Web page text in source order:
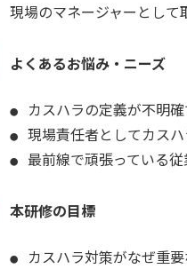
現場のマネージャーとして
よくあるお悩み・ニーズ
カスハラの定義が不明
現場責任者としてカス
最前線で頑張っている
本研修の目標
カスハラ対策がなぜ重